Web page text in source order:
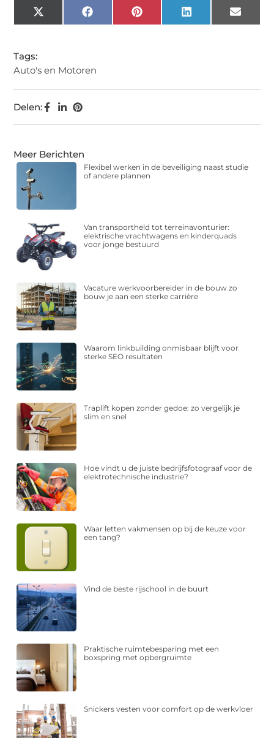
X
Facebook Pinterest LinkedIn Email
Tags:
Auto's en Motoren
Delen:
Meer Berichten
Flexibel werken in de beveiliging naast studie
of andere plannen
Van transportheld tot terreinavonturier:
elektrische vrachtwagens en kinderquads
voor jonge bestuurd
Vacature werkvoorbereider in de bouw zo
bouw je aan een sterke carrière
Waarom linkbuilding onmisbaar blijft voor
sterke SEO resultaten
Traplift kopen zonder gedoe: zo vergelijk je
slim en snel
Hoe vindt u de juiste bedrijfsfotograaf voor de
elektrotechnische industrie?
Waar letten vakmensen op bij de keuze voor
een tang?
Vind de beste rijschool in de buurt
Praktische ruimtebesparing met een
boxspring met opbergruimte
Snickers vesten voor comfort op de werkvloer